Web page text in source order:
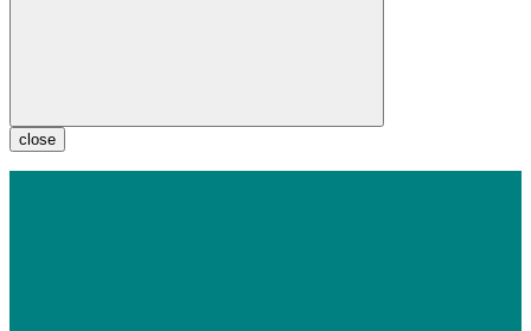
close